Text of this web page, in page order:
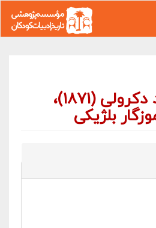
زادروز ژان اوید دکرولی (۱۸۷۱)،
بلژیکی